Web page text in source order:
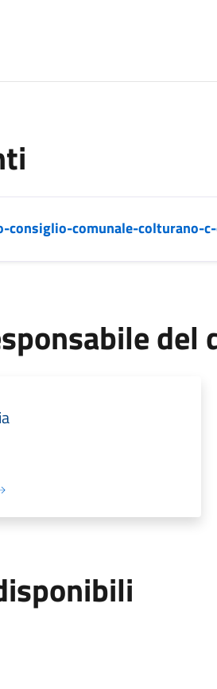
consiglio-comunale-colturano-
del